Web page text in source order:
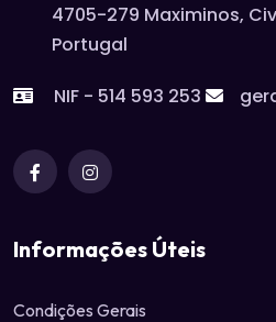
4705-279 Maximinos,
Portugal
NIF - 514 593 253
Informações Úteis
Condições Gerais